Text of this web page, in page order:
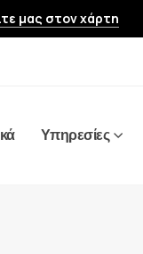
μας στον χάρτη
Υπηρεσίες